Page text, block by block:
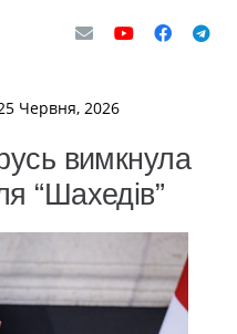
Червня, 2026
вимкнула
“Шахедів”